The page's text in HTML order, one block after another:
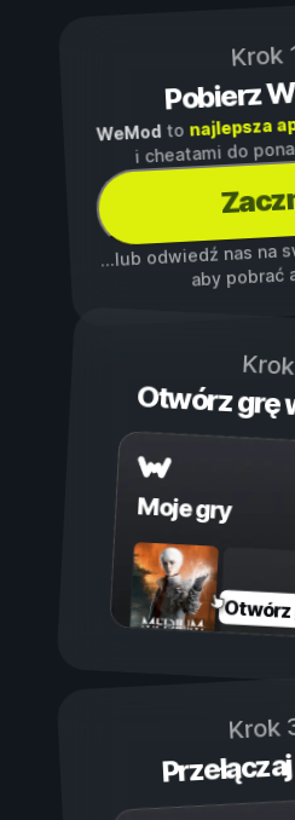
Krok
Pobierz
WeModto najlepsza
i cheatami do
...lub odwiedź nas na
aby pobrać
Otwórz grę
Moje gry
Otwórz
Krok